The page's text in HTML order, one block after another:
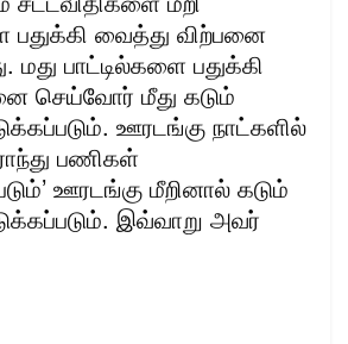
வைத்து விற்பனை
மது பாட்டில்களை பதுக்கி
செய்வோர் மீது கடும்
ஊரடங்கு நாட்களில்
பணிகள்
ஊரடங்கு மீறினால் கடும்
இவ்வாறு அவர்